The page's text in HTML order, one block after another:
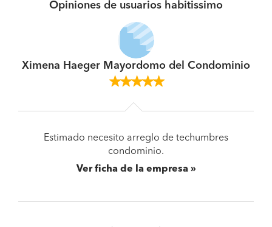
Opiniones de usuarios habitissimo
Ximena Haeger Mayordomo del Condominio
Estimado necesito arreglo de techumbres
condominio.
Ver ficha de la empresa